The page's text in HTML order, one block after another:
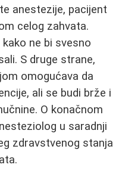
anestezije, pacijent
celog zahvata.
ne bi svesno
S druge strane,
omogućava da
ali se budi brže i
O konačnom
u saradnji
zdravstvenog stanja